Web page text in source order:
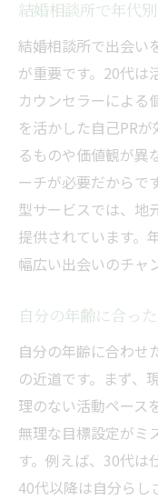
結婚相談所で年代
結婚相談所で出会い
が重要です。20代は
カウンセラーによる
を活かした自己PR
るものや価値観が異
ーチが必要だからで
型サービスでは、地
提供されています。
幅広い出会いのチャ
自分の年齢に合っ
自分の年齢に合わせ
の近道です。まず、
理のない活動ペース
無理な目標設定がミ
す。例えば、30代は
40代以降は自分らし